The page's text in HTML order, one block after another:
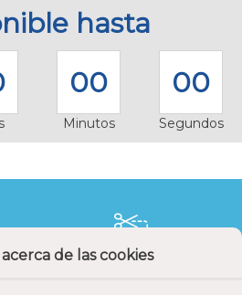
de las cookies
hasta
00
Minutos
00
Segundos